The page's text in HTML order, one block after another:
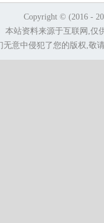
Copyright © (2016 -
本站资料来源于互联网,仅
无意中侵犯了您的版权,敬